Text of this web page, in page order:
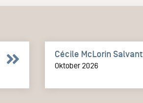
Cécile McLorin Salvant
Oktober 2026